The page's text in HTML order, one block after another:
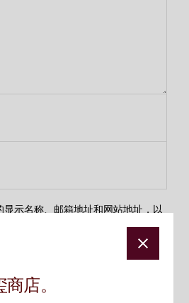
显示名称、邮箱地址和网站地址，以
店。